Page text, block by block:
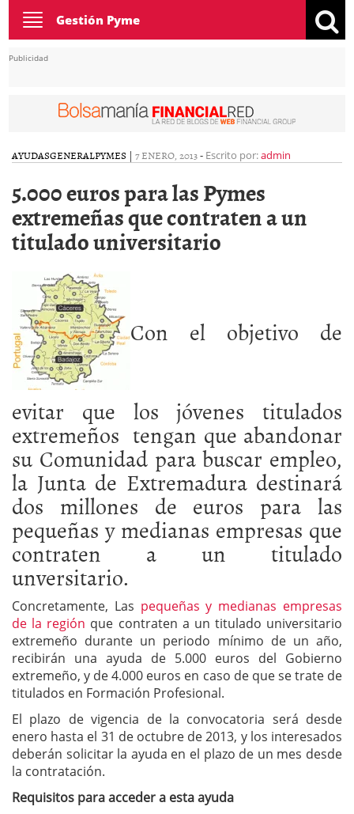
Toggle
navigation
Gestión Pyme
Publicidad
AYUDASGENERALPYMES | 7 ENERO, 2013- Escrito por:admin
5.000 euros para las Pymes
extremeñas que contraten a un
titulado universitario
Con el objetivo de
evitar que los jóvenes titulados
extremeños tengan que abandonar
su Comunidad para buscar empleo,
la Junta de Extremadura destinará
dos millones de euros para las
pequeñas y medianas empresas que
contraten a un titulado
unversitario.
Concretamente, Las pequeñas y medianas empresas
de la región que contraten a un titulado universitario
extremeño durante un periodo mínimo de un año,
recibirán una ayuda de 5.000 euros del Gobierno
extremeño, y de 4.000 euros en caso de que se trate de
titulados en Formación Profesional.
El plazo de vigencia de la convocatoria será desde
enero hasta el 31 de octubre de 2013, y los interesados
deberán solicitar la ayuda en el plazo de un mes desde
la contratación.
Requisitos para acceder a esta ayuda